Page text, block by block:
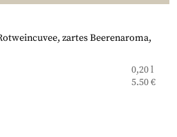
zartes Beerenaroma,
0,20 l
5.50 €